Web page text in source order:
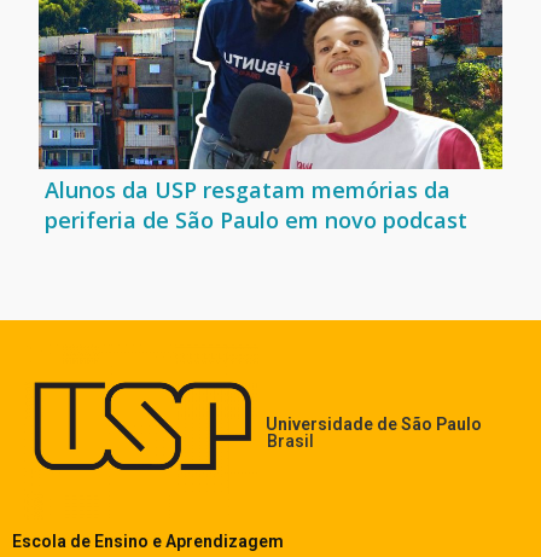
Alunos da USP resgatam memórias da
periferia de São Paulo em novo podcast
Universidade de São Paulo
Brasil
Escola de Ensino e Aprendizagem